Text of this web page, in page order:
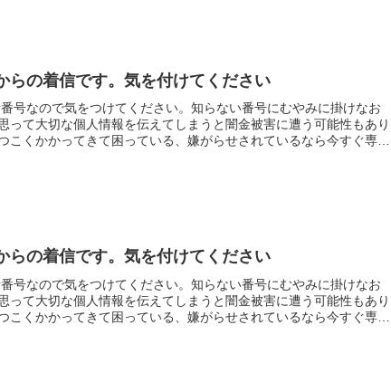
らの着信です。気を付けてください
号なので気をつけてください。知らない番号にむやみに掛けなお
って大切な個人情報を伝えてしまうと闇金被害に遭う可能性もあり
こくかかってきて困っている、嫌がらせされているなら今すぐ専門
らの着信です。気を付けてください
号なので気をつけてください。知らない番号にむやみに掛けなお
って大切な個人情報を伝えてしまうと闇金被害に遭う可能性もあり
こくかかってきて困っている、嫌がらせされているなら今すぐ専門